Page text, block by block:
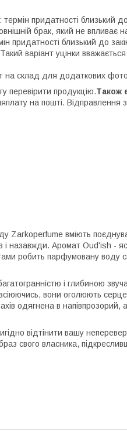
придатності близький
брак, який не впливає
придатності близький до
варіант уцінки
на склад для додаткових
перевірити продукцію.Також
на пошті. Відправлення
Zarkoperfume вміють
і назавжди. Аромат Oud'ish -
робить парфумовану воду
і глибиною
вони оголюють
одягнена в напівпрозорий,
відтінити вашу
свого власника,